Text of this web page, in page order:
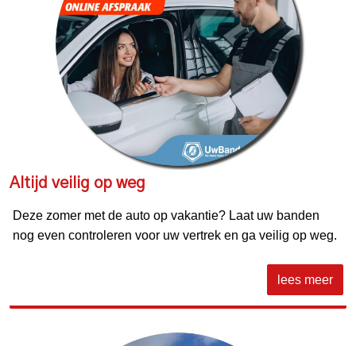
Altijd veilig op weg
Deze zomer met de auto op vakantie? Laat uw banden
nog even controleren voor uw vertrek en ga veilig op weg.
lees meer